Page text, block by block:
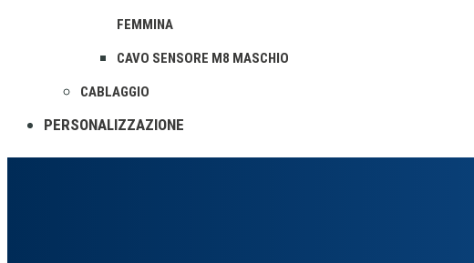
FEMMINA
CAVO SENSORE M8 MASCHIO
CABLAGGIO
PERSONALIZZAZIONE